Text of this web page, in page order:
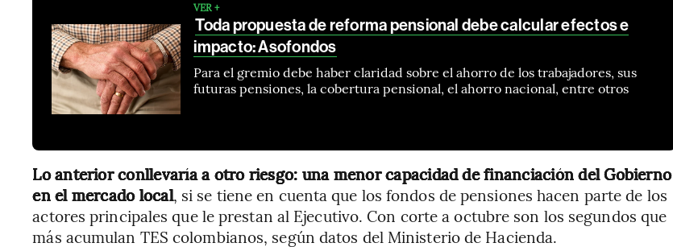
VER +
Toda propuesta de reforma pensional debe calcular efectos e
impacto: Asofondos
Para el gremio debe haber claridad sobre el ahorro de los trabajadores, sus
futuras pensiones, la cobertura pensional, el ahorro nacional, entre otros
Lo anterior conllevaría a otro riesgo: una menor capacidad de financiación del Gobierno
en el mercado local, si se tiene en cuenta que los fondos de pensiones hacen parte de los
actores principales que le prestan al Ejecutivo. Con corte a octubre son los segundos que
más acumulan TES colombianos, según datos del Ministerio de Hacienda.